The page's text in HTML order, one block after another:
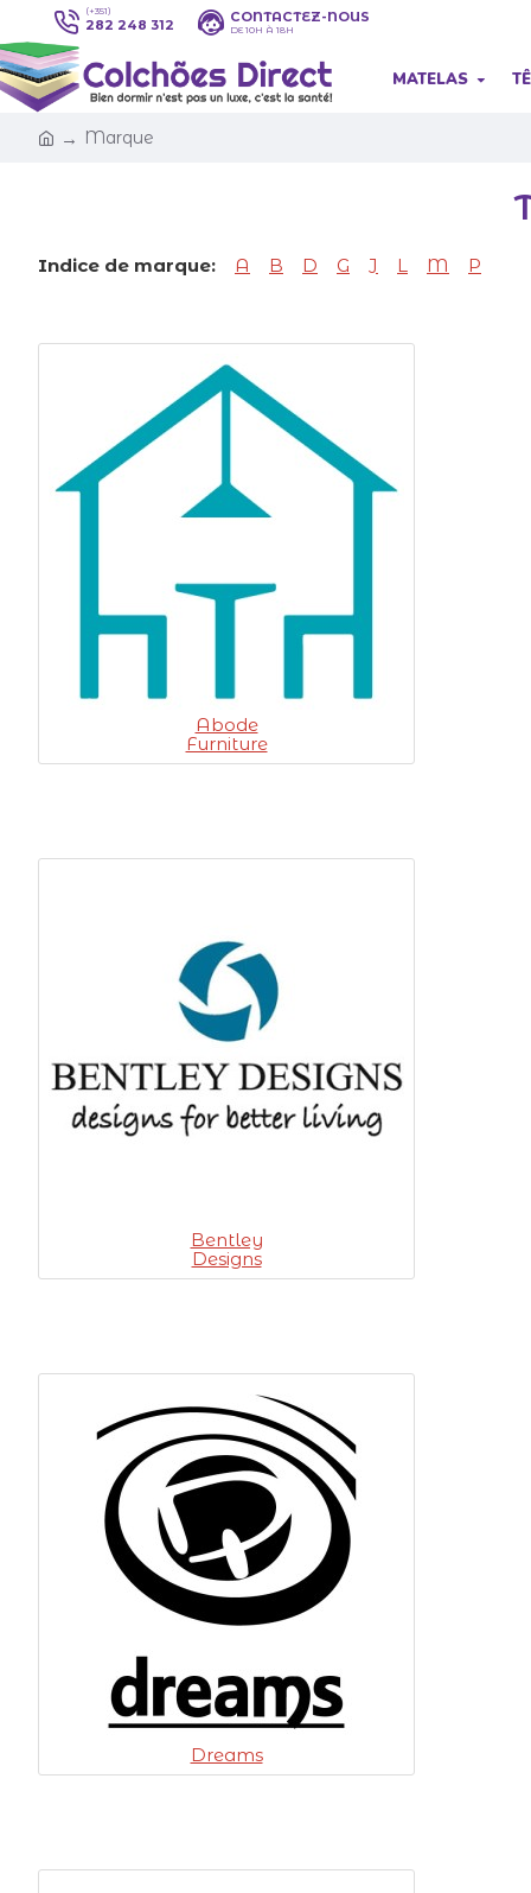
(+351)
282 248 312 CONTACTEZ-NOUS
DE 10H À 18H
MATELAS
Marque
Indice de marque: A B D G J L M P
Abode
Furniture
Bentley
Designs
Dreams